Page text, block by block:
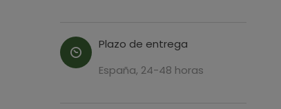
Plazo de entrega
España, 24-48 horas